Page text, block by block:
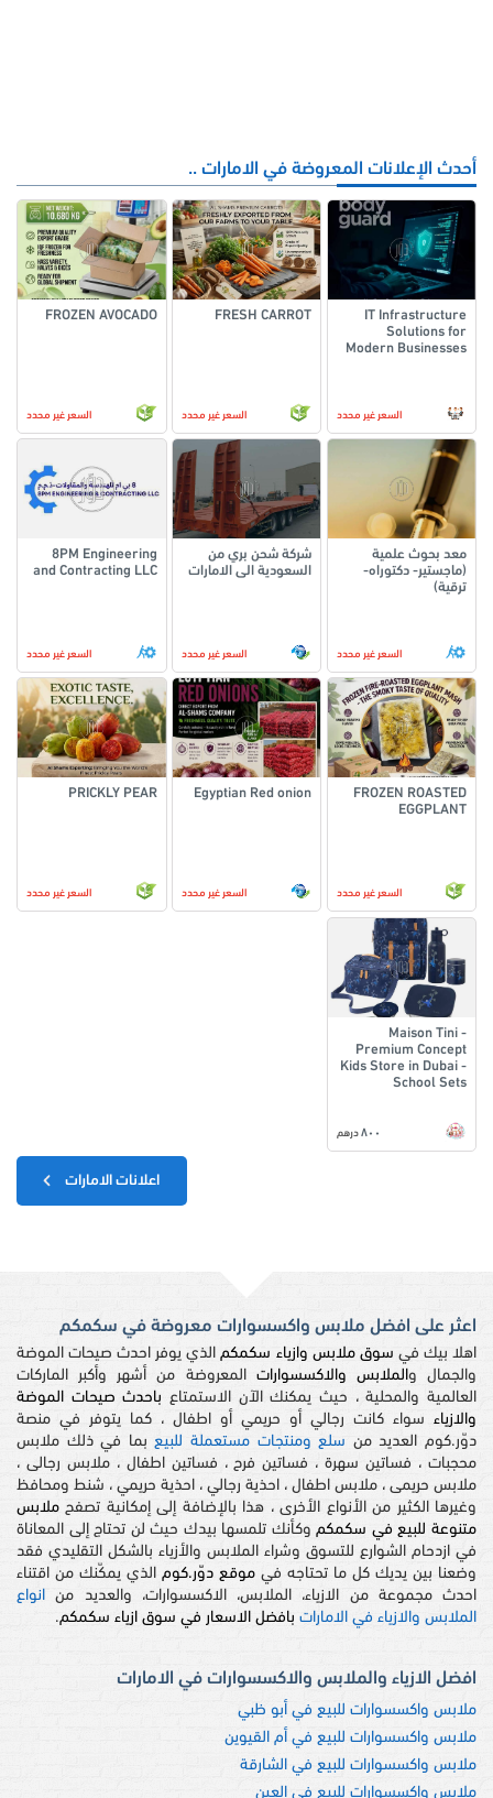
أحدث الإعلانات المعروضة في الامارات ..
IT Infrastructure
Solutions for
Modern Businesses
السعر غير محدد
FRESH CARROT
السعر غير محدد
FROZEN AVOCADO
السعر غير محدد
معد بحوث علمية
(ماجستير- دكتوراه-
ترقية)
السعر غير محدد
شركة شحن بري من
السعودية الى الامارات
السعر غير محدد
8PM Engineering
and Contracting LLC
السعر غير محدد
FROZEN ROASTED
EGGPLANT
السعر غير محدد
Egyptian Red onion
السعر غير محدد
PRICKLY PEAR
السعر غير محدد
Maison Tini -
Premium Concept
Kids Store in Dubai -
School Sets
٨٠٠ درهم
اعلانات الامارات
اعثر على افضل ملابس واكسسوارات معروضة في سكمكم
اهلا بيك في سوق ملابس وازياء سكمكمالذي يوفر احدث صيحات الموضة
والجمال و الملابس والاكسسوارات المعروضة من أشهر وأكبر الماركات
العالمية والمحلية ، حيث يمكنك الآن الاستمتاع باحدث صيحات الموضة
والازياء سواء كانت رجالي أو حريمي أو اطفال ، كما يتوفر في منصة
دوّر.كوم العديد من سلع ومنتجات مستعملة للبيع بما في ذلك ملابس
محجبات ، فساتين سهرة ، فساتين فرح ، فساتين اطفال ، ملابس رجالى ،
ملابس حريمى ، ملابس اطفال ، احذية رجالي ، احذية حريمي ، شنط ومحافظ
وغيرها الكثير من الأنواع الأخرى ، هذا بالإضافة إلى إمكانية تصفح ملابس
متنوعة للبيع في سكمكموكأنك تلمسها بيدك حيث لن تحتاج إلى المعاناة
في ازدحام الشوارع للتسوق وشراء الملابس والأزياء بالشكل التقليدي فقد
وضعنا بين يديك كل ما تحتاجه في موقع دوّر.كوم الذي يمكّنك من اقتناء
احدث مجموعة من الازياء، الملابس، الاكسسوارات، والعديد من
انواع
الملابس والازياء في الامارات بافضل الاسعار في سوق ازياء سكمكم.
افضل الازياء والملابس والاكسسوارات في الامارات
ملابس واكسسوارات للبيع في أبو ظبي
ملابس واكسسوارات للبيع في أم القيوين
ملابس واكسسوارات للبيع في الشارقة
ملابس واكسسوارات للبيع في العين